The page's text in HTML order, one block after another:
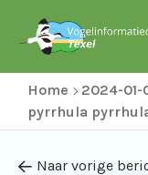
Home
2024-01-
pyrrhula
Naar vorige